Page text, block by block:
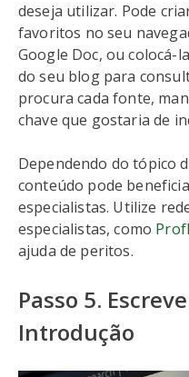
deseja utilizar. Pode
favoritos no seu
Google Doc, ou colocá-
do seu blog para
procura cada fonte,
chave que gostaria de
Dependendo do tópico
conteúdo pode
especialistas. Utilize
especialistas, como
ajuda de peritos.
Passo 5.
Introdução